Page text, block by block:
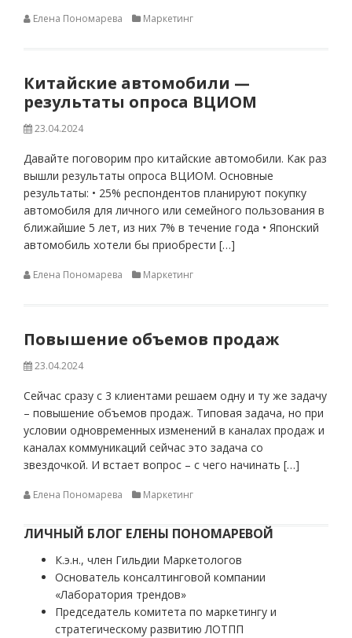
Елена Пономарева Маркетинг
Китайские автомобили —
результаты опроса ВЦИОМ
23.04.2024
Давайте поговорим про китайские автомобили. Как раз
вышли результаты опроса ВЦИОМ. Основные
результаты: • 25% респондентов планируют покупку
автомобиля для личного или семейного пользования в
ближайшие 5 лет, из них 7% в течение года • Японский
автомобиль хотели бы приобрести […]
Елена Пономарева Маркетинг
Повышение объемов продаж
23.04.2024
Сейчас сразу с 3 клиентами решаем одну и ту же задачу
– повышение объемов продаж. Типовая задача, но при
условии одновременных изменений в каналах продаж и
каналах коммуникаций сейчас это задача со
звездочкой. И встает вопрос – с чего начинать […]
Елена Пономарева Маркетинг
ЛИЧНЫЙ БЛОГ ЕЛЕНЫ ПОНОМАРЕВОЙ
К.э.н., член Гильдии Маркетологов
Основатель консалтинговой компании
«Лаборатория трендов»
Председатель комитета по маркетингу и
стратегическому развитию ЛОТПП